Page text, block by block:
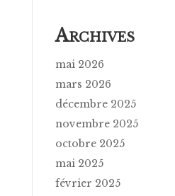
ARCHIVES
mai 2026
mars 2026
décembre 2025
novembre 2025
octobre 2025
mai 2025
février 2025